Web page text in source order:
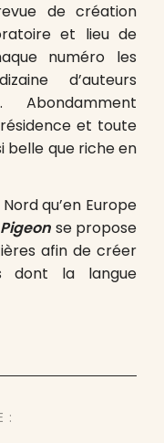
de création
et lieu de
numéro les
d’auteurs
Abondamment
et toute
belle que riche en
qu’en Europe
se propose
afin de créer
dont la langue
: